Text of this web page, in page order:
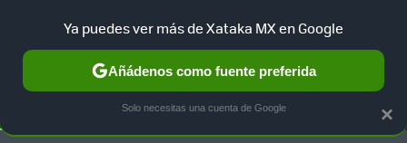
SELECCIÓN GAMING HOME AUTO TERRITORIO
×
Ya puedes ver más de Xataka MX en Google
Añádenos como fuente preferida
Solo necesitas una cuenta de Google